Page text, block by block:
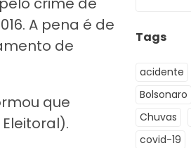
A pena é de
de
que
Tags
acidente
Bolsonaro
Chuvas
covid-19